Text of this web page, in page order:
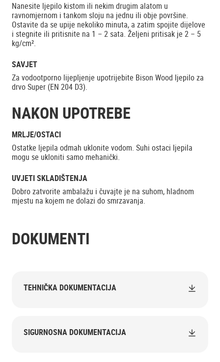
Nanesite ljepilo kistom ili nekim drugim alatom u
ravnomjernom i tankom sloju na jednu ili obje površine.
Ostavite da se upije nekoliko minuta, a zatim spojite dijelove
i stegnite ili pritisnite na 1 – 2 sata. Željeni pritisak je 2 – 5
kg/cm².
SAVJET
Za vodootporno lijepljenje upotrijebite Bison Wood ljepilo za
drvo Super (EN 204 D3).
NAKON UPOTREBE
MRLJE/OSTACI
Ostatke ljepila odmah uklonite vodom. Suhi ostaci ljepila
mogu se ukloniti samo mehanički.
UVJETI SKLADIŠTENJA
Dobro zatvorite ambalažu i čuvajte je na suhom, hladnom
mjestu na kojem ne dolazi do smrzavanja.
DOKUMENTI
TEHNIČKA DOKUMENTACIJA
SIGURNOSNA DOKUMENTACIJA